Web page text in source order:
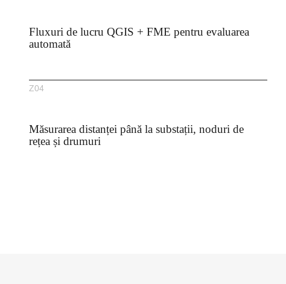
Fluxuri de lucru QGIS + FME pentru evaluarea
automată
Z04
Măsurarea distanței până la substații, noduri de
rețea și drumuri